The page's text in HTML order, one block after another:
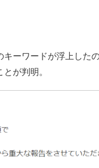
ーワードが浮上した
が判明。